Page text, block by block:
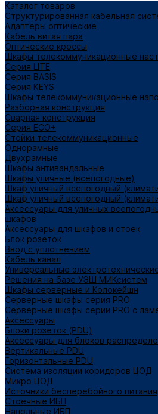
Каталог товаров
Структурированная кабельная
Адаптеры оптические
Кабель витая пара
Оптические кроссы
Шкафы телекоммуникационные
Cерия LITE
Cерия BASIS
Cерия KEYS
Шкафы телекоммуникационные
Разборная конструкция
Сварная конструкция
Серия ECO+
Стойки телекоммуникационные
Однорамные
Двухрамные
Шкафы антивандальные
Шкафы уличные (всепогодные)
Шкаф уличный всепогодный
Шкаф уличный всепогодный
Аксессуары для уличных
шкафов
Аксессуары для шкафов и стоек
Блок розеток
Ввод с уплотнением
Кабель канал
Универсальные
Решения на базе УЭШ МИКсистем
Шкафы серверные и Колокейшн
Серверные шкафы серия PRO
Серверные шкафы серии PRO с
Аксессуары
Блоки розеток (PDU)
Аксессуары для блоков
Вертикальные PDU
Горизонтальные PDU
Система изоляции коридоров ЦОД
Микро ЦОД
Источники бесперебойного питания
Стоечные ИБП
Напольные ИБП